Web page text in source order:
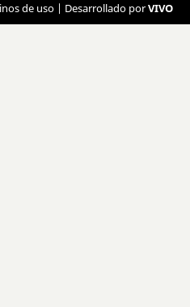
de uso | Desarrollado porVIVO